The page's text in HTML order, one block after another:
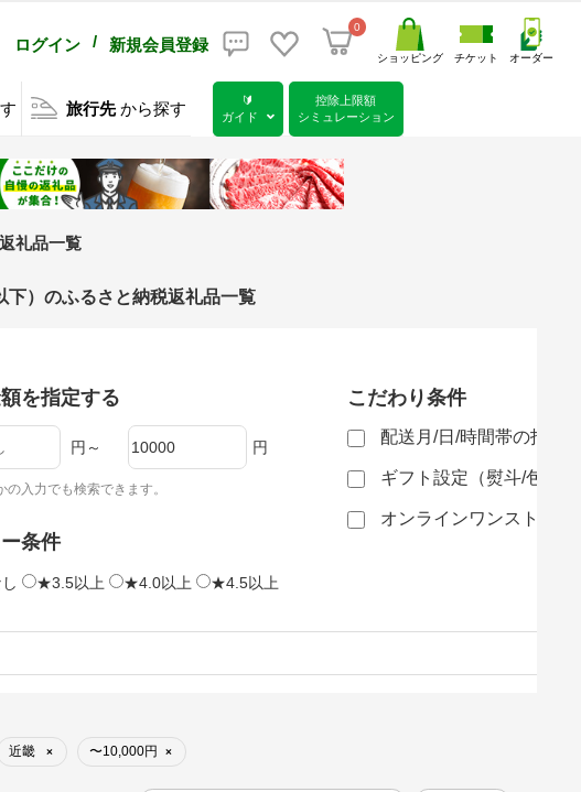
ログイン / 新規会員登録
0
ショッピング チケット オーダー
旅行先 から探す
🔰
ガイド
控除上限額
シミュレーション
礼品一覧
）のふるさと納税返礼品一覧
を指定する
円～ 円
入力でも検索できます。
条件
★3.5以上 ★4.0以上 ★4.5以上
こだわり条件
配送月/日/時間帯の指定
ギフト設定（熨斗/包装
オンラインワンストップ
近畿 × 〜10,000円 ×